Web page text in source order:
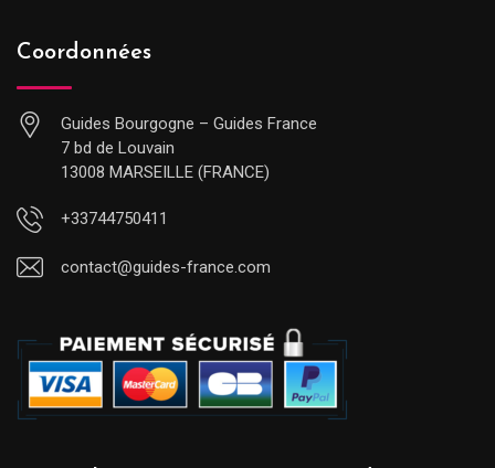
Coordonnées
Guides Bourgogne – Guides France
7 bd de Louvain
13008 MARSEILLE (FRANCE)
+33744750411
contact@guides-france.com